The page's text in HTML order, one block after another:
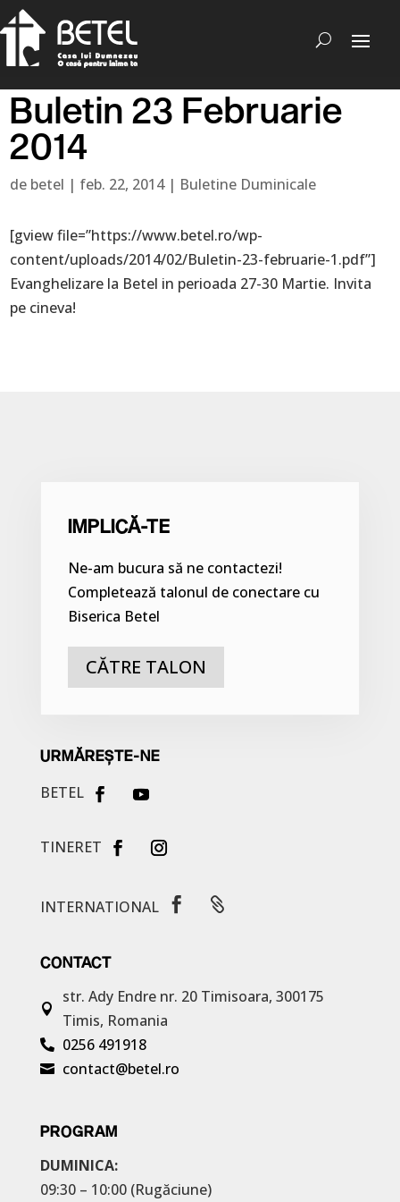
Buletin 23 Februarie
2014
de betel | feb. 22, 2014| Buletine Duminicale
[gview file=”https://www.betel.ro/wp-
content/uploads/2014/02/Buletin-23-februarie-1.pdf”]
Evanghelizare la Betel in perioada 27-30 Martie. Invita
pe cineva!
IMPLICĂ-TE
Ne-am bucura să ne contactezi!
Completează talonul de conectare cu
Biserica Betel
CĂTRE TALON
URMĂREȘTE-NE
BETEL
TINERET
INTERNATIONAL  
CONTACT

str. Ady Endre nr. 20 Timisoara, 300175
Timis, Romania
 0256 491918
 contact@betel.ro
PROGRAM
DUMINICA:
09:30 – 10:00 (Rugăciune)